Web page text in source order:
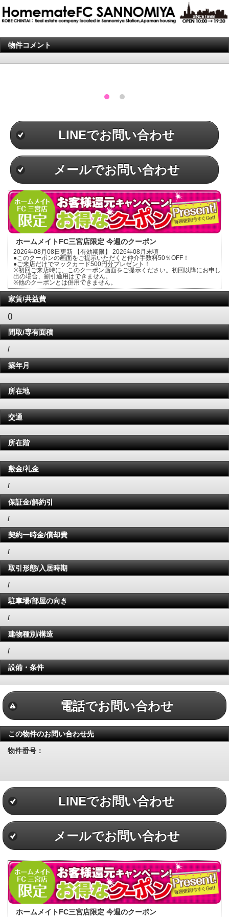
物件コメント
LINEでお問い合わせ
メールでお問い合わせ
ホームメイトFC三宮店限定 今週のクーポン
2026年08月08日更新 【有効期限】 2026年08月末頃
●このクーポンの画面をご提示いただくと仲介手数料50％OFF！
●ご来店だけでマックカード500円分プレゼント！
※初回ご来店時に、このクーポン画面をご提示ください。初回以降にお申し
出の場合、割引適用はできません。
※他のクーポンとは併用できません。
家賃/共益費
()
間取/専有面積
/
築年月
所在地
交通
所在階
敷金/礼金
/
保証金/解約引
/
契約一時金/償却費
/
取引形態/入居時期
/
駐車場/部屋の向き
/
建物種別/構造
/
設備・条件
電話でお問い合わせ
この物件のお問い合わせ先
物件番号：
LINEでお問い合わせ
メールでお問い合わせ
ホームメイトFC三宮店限定 今週のクーポン